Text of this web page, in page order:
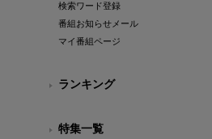
検索ワード登録
番組お知らせメール
マイ番組ページ
ランキング
特集一覧